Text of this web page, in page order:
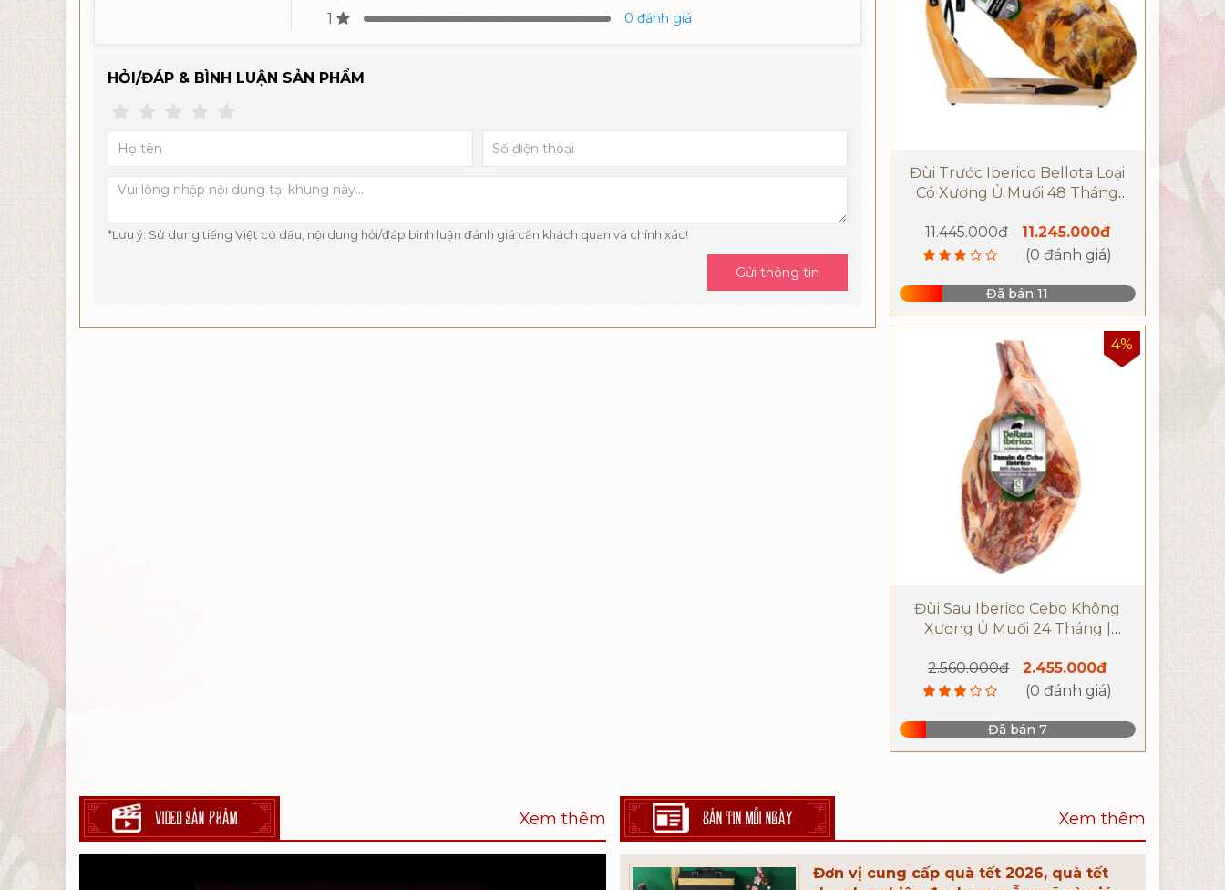
1 0 đánh giá
HỎI/ĐÁP & BÌNH LUẬN SẢN PHẨM
*Lưu ý: Sử dụng tiếng Việt có dấu, nội dung hỏi/đáp bình luận đánh giá cần khách quan và chính xác!
Gửi thông tin
Đùi Trước Iberico Bellota Loại
Có Xương Ủ Muối 48 Tháng
11.445.000đ
11.245.000đ
(0 đánh giá)
Đã bán 11
4%
Đùi Sau Iberico Cebo Không
Xương Ủ Muối 24 Tháng |
2.560.000đ
2.455.000đ
(0 đánh giá)
Đã bán 7
VIDEO SẢN PHẢM Xem thêm BẢN TIN MỖI NGÀY Xem thêm
Đơn vị cung cấp quà tết 2026, quà tết